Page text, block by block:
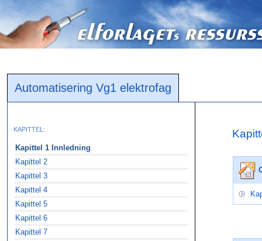
Automatisering Vg1 elektrofag
KAPITTEL:
Kapittel 1 Innledning
Kapittel 2
Kapittel 3
Kapittel 4
Kapittel 5
Kapittel 6
Kapittel 7